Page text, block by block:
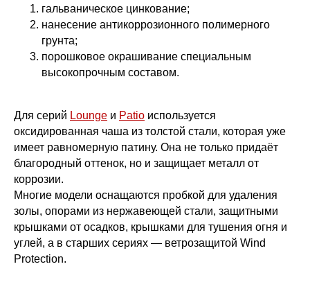
гальваническое цинкование;
нанесение антикоррозионного полимерного
грунта;
порошковое окрашивание специальным
высокопрочным составом.
Для серий Lounge и Patio используется
оксидированная чаша из толстой стали, которая уже
имеет равномерную патину. Она не только придаёт
благородный оттенок, но и защищает металл от
коррозии.
Многие модели оснащаются пробкой для удаления
золы, опорами из нержавеющей стали, защитными
крышками от осадков, крышками для тушения огня и
углей, а в старших сериях — ветрозащитой Wind
Protection.